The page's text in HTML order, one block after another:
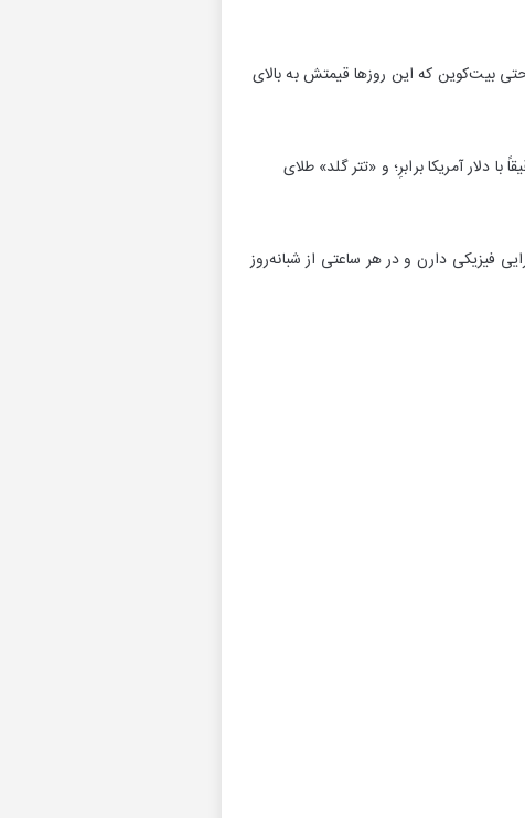
می‌کنه، حتی بیت‌کوین که این روزها قیمتش به بالای
دلار آمریکا برابرِ؛ و «تتر گلد» طلای
فیزیکی دارن و در هر ساعتی از شبانه‌روز